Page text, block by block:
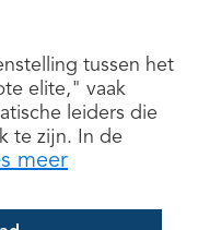
tussen het
elite," vaak
leiders die
te zijn. In de
meer